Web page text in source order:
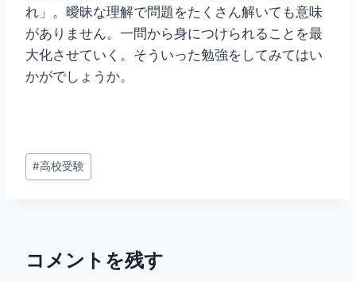
れ」。曖昧な理解で問題をたくさん解いても意味
がありません。一問から身につけられることを最
大化させていく。そういった勉強をしてみてはい
かがでしょうか。
投
稿
#高校受験
コメントを残す